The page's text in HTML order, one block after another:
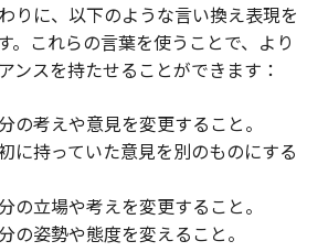
りに、以下のような言い換え表現を
。これらの言葉を使うことで、より
ンスを持たせることができます：
の考えや意見を変更すること。
に持っていた意見を別のものにする
の立場や考えを変更すること。
の姿勢や態度を変えること。